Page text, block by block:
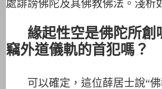
處誹謗佛陀及其佛教佛法。 淺析
緣起性空是佛陀所創
竊外道儀軌的首犯嗎？
可以確定，這位薛居士說“佛